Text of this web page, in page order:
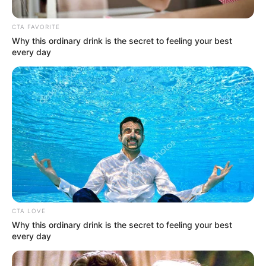
Bloqueos en el oriente antioqueño por el paro camionero
Por:Diego Alejandro Escobar Calle
CTA FAVORITE
Why this ordinary drink is the secret to feeling your best
every day
CTA LOVE
Why this ordinary drink is the secret to feeling your best
every day